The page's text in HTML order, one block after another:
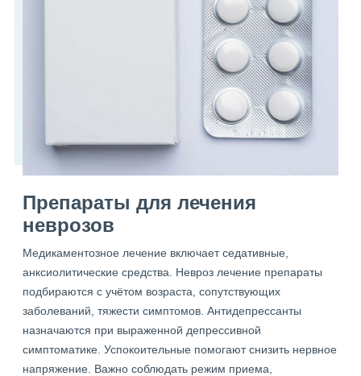
Препараты для лечения
неврозов
Медикаментозное лечение включает седативные,
анксиолитические средства. Невроз лечение препараты
подбираются с учётом возраста, сопутствующих
заболеваний, тяжести симптомов. Антидепрессанты
назначаются при выраженной депрессивной
симптоматике. Успокоительные помогают снизить нервное
напряжение. Важно соблюдать режим приема,